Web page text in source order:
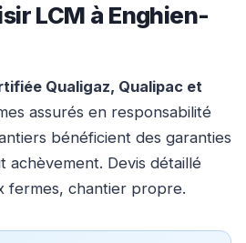
LCM à Enghien-
Qualigaz, Qualipac et
assurés en responsabilité
bénéficient des garanties
achèvement. Devis détaillé
fermes, chantier propre.